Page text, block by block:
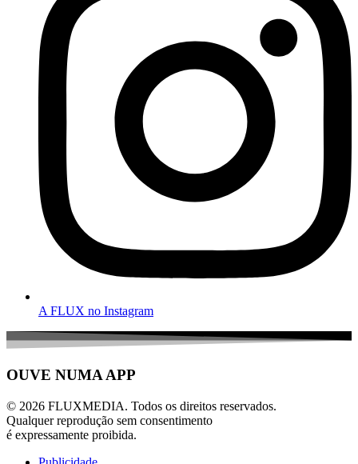
A FLUX no Instagram
OUVE NUMA APP
© 2026 FLUXMEDIA. Todos os direitos reservados.
Qualquer reprodução sem consentimento
é expressamente proibida.